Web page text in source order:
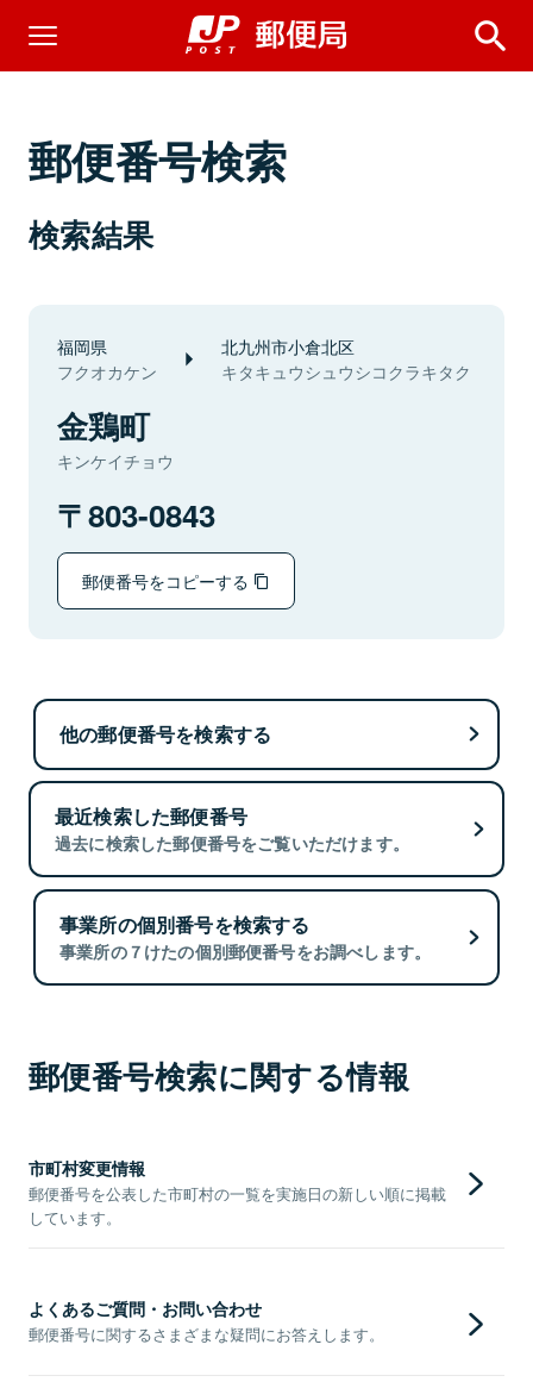
郵便番号検索
検索結果
福岡県
フクオカケン
北九州市小倉北区
キタキュウシュウシコクラキタク
金鶏町
キンケイチョウ
803-0843
郵便番号をコピーする
他の郵便番号を検索する
最近検索した郵便番号
過去に検索した郵便番号をご覧いただけます。
事業所の個別番号を検索する
事業所の７けたの個別郵便番号をお調べします。
郵便番号検索に関する情報
市町村変更情報
郵便番号を公表した市町村の一覧を実施日の新しい順に掲載
しています。
よくあるご質問・お問い合わせ
郵便番号に関するさまざまな疑問にお答えします。